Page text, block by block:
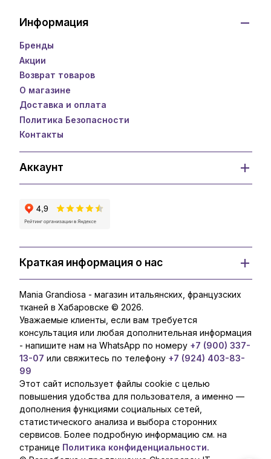
Информация
Бренды
Акции
Возврат товаров
О магазине
Доставка и оплата
Политика Безопасности
Контакты
Аккаунт
Краткая информация о нас
Mania Grandiosa - магазин итальянских, французских
тканей в Хабаровске © 2026.
Уважаемые клиенты, если вам требуется
консультация или любая дополнительная информация
- напишите нам на WhatsApp по номеру +7 (900) 337-
13-07 или свяжитесь по телефону +7 (924) 403-83-
99
Этот сайт использует файлы cookie с целью
повышения удобства для пользователя, а именно —
дополнения функциями социальных сетей,
статистического анализа и выбора сторонних
сервисов. Более подробную информацию см. на
странице Политика конфиденциальности.